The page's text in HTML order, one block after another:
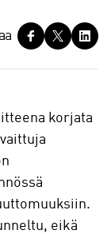
korjata
eikä